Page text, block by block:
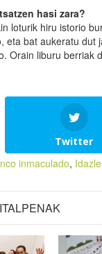
hasi zara?
loturik hiru istorio
eta bat aukeratu
Orain liburu
Twitter
inmaculado,